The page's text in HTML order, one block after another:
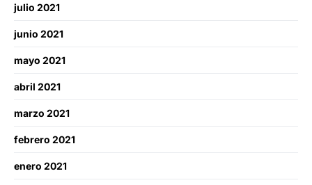
julio 2021
junio 2021
mayo 2021
abril 2021
marzo 2021
febrero 2021
enero 2021